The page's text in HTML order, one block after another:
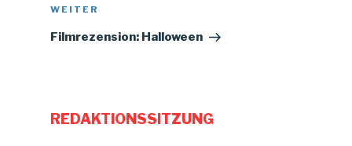
Nächster
WEITER
Filmrezension: Halloween
REDAKTIONSSITZUNG